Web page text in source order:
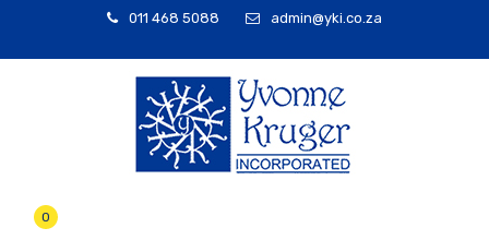
011 468 5088 admin@yki.co.za
0